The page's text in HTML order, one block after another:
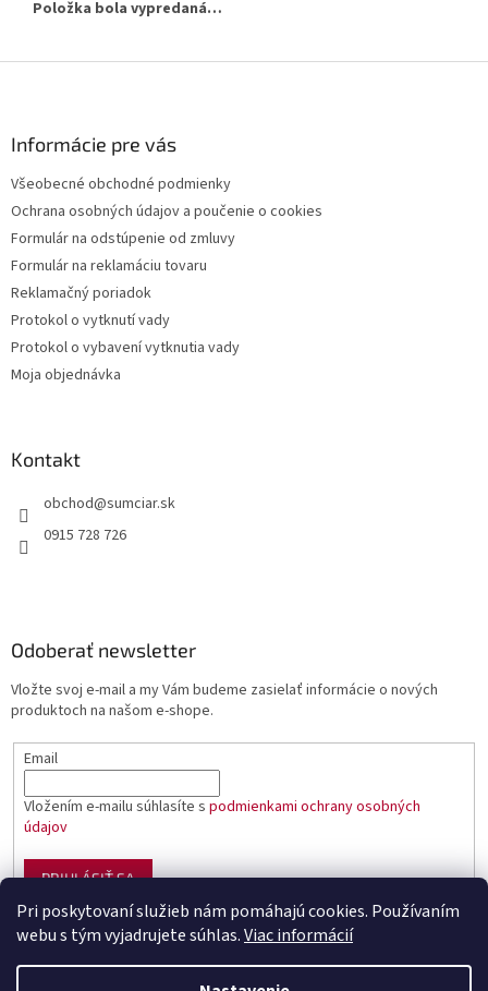
Pri poskytovaní služieb nám pomáhajú cookies. Používaním
webu s tým vyjadrujete súhlas.Viac informácií
Položka bola vypredaná…
Informácie pre vás
Všeobecné obchodné podmienky
Ochrana osobných údajov a poučenie o cookies
Formulár na odstúpenie od zmluvy
Formulár na reklamáciu tovaru
Reklamačný poriadok
Protokol o vytknutí vady
Protokol o vybavení vytknutia vady
Moja objednávka
Kontakt
obchod@sumciar.sk
0915 728 726
Odoberať newsletter
Vložte svoj e-mail a my Vám budeme zasielať informácie o nových
produktoch na našom e-shope.
Email
Vložením e-mailu súhlasíte s podmienkami ochrany osobných
údajov
PRIHLÁSIŤ SA